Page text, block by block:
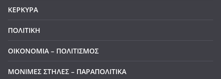
ΚΕΡΚΥΡΑ
ΠΟΛΙΤΙΚΗ
ΟΙΚΟΝΟΜΙΑ – ΠΟΛΙΤΙΣΜΟΣ
ΜΟΝΙΜΕΣ ΣΤΗΛΕΣ – ΠΑΡΑΠΟΛΙΤΙΚΑ